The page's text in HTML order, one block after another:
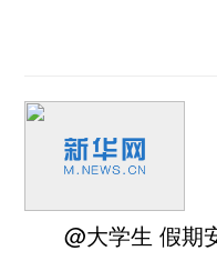
@大学生 假期